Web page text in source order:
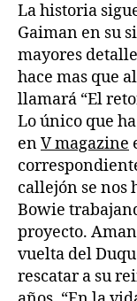
La historia
Gaiman en su
mayores
hace mas que
llamará “El
Lo único que
enV magazine
callejón se nos
Bowie
proyecto.
vuelta del
rescatar a su